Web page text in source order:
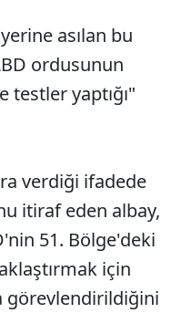
asılan bu
ordusunun
testler yaptığı"
verdiği ifadede
itiraf eden albay,
51. Bölge'deki
için
görevlendirildiğini